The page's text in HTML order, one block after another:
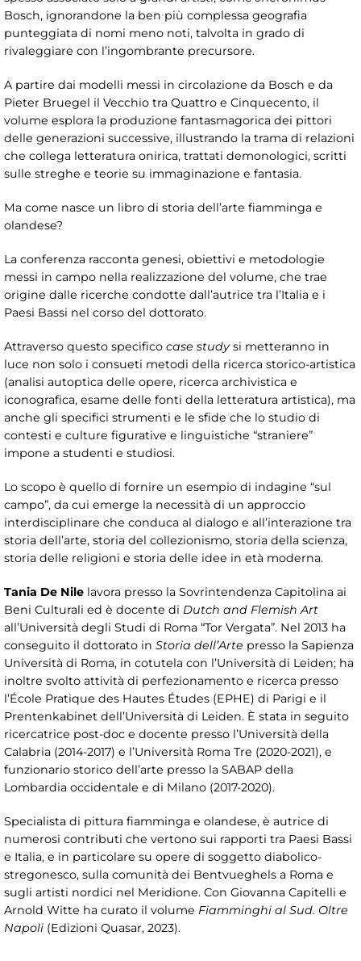
Bosch, ignorandone la ben più complessa geografia
punteggiata di nomi meno noti, talvolta in grado di
rivaleggiare con l’ingombrante precursore.
A partire dai modelli messi in circolazione da Bosch e da
Pieter Bruegel il Vecchio tra Quattro e Cinquecento, il
volume esplora la produzione fantasmagorica dei pittori
delle generazioni successive, illustrando la trama di relazioni
che collega letteratura onirica, trattati demonologici, scritti
sulle streghe e teorie su immaginazione e fantasia.
Ma come nasce un libro di storia dell’arte fiamminga e
olandese?
La conferenza racconta genesi, obiettivi e metodologie
messi in campo nella realizzazione del volume, che trae
origine dalle ricerche condotte dall’autrice tra l’Italia e i
Paesi Bassi nel corso del dottorato.
Attraverso questo specifico case studysi metteranno in
luce non solo i consueti metodi della ricerca storico-artistica
(analisi autoptica delle opere, ricerca archivistica e
iconografica, esame delle fonti della letteratura artistica), ma
anche gli specifici strumenti e le sfide che lo studio di
contesti e culture figurative e linguistiche “straniere”
impone a studenti e studiosi.
Lo scopo è quello di fornire un esempio di indagine “sul
campo”, da cui emerge la necessità di un approccio
interdisciplinare che conduca al dialogo e all’interazione tra
storia dell’arte, storia del collezionismo, storia della scienza,
storia delle religioni e storia delle idee in età moderna.
Tania De Nile lavora presso la Sovrintendenza Capitolina ai
Beni Culturali ed è docente di Dutch and Flemish Art
all’Università degli Studi di Roma “Tor Vergata”. Nel 2013 ha
conseguito il dottorato in Storia dell’Arte presso la Sapienza
Università di Roma, in cotutela con l’Università di Leiden; ha
inoltre svolto attività di perfezionamento e ricerca presso
l’École Pratique des Hautes Études (EPHE) di Parigi e il
Prentenkabinet dell’Università di Leiden. È stata in seguito
ricercatrice post-doc e docente presso l’Università della
Calabria (2014-2017) e l’Università Roma Tre (2020-2021), e
funzionario storico dell’arte presso la SABAP della
Lombardia occidentale e di Milano (2017-2020).
Specialista di pittura fiamminga e olandese, è autrice di
numerosi contributi che vertono sui rapporti tra Paesi Bassi
e Italia, e in particolare su opere di soggetto diabolico-
stregonesco, sulla comunità dei Bentvueghels a Roma e
sugli artisti nordici nel Meridione. Con Giovanna Capitelli e
Arnold Witte ha curato il volume Fiamminghi al Sud. Oltre
Napoli (Edizioni Quasar, 2023).